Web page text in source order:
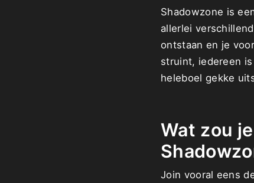
Shadowzone is
allerlei
ontstaan en je
struint, iedereen
heleboel gekke
Wat zou
Join vooral eens